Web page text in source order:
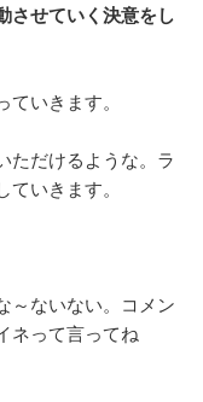
させていく決意をし
いきます。
ただけるような。ラ
いきます。
～ないない。コメン
ネって言ってね